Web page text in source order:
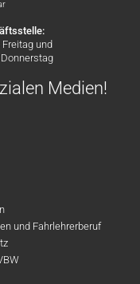
und
Medien!
und Fahrlehrerberuf